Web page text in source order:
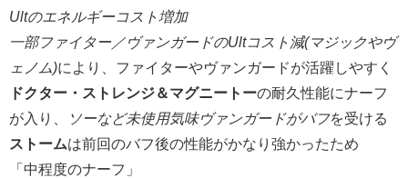
Ultのエネルギーコスト増加
一部ファイター／ヴァンガードのUltコスト減(マジックやヴ
ェノム)により、ファイターやヴァンガードが活躍しやすく
ドクター・ストレンジ＆マグニートーの耐久性能にナーフ
が入り、
ソーなど未使用気味ヴァンガードがバフを受ける
ストームは前回のバフ後の性能がかなり強かったため
「中程度のナーフ」